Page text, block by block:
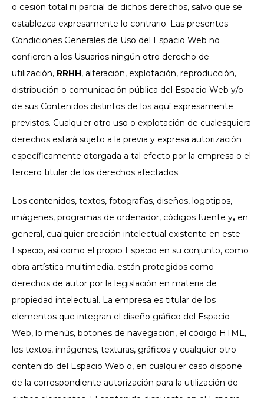
o cesión total ni parcial de dichos derechos, salvo que se
establezca expresamente lo contrario. Las presentes
Condiciones Generales de Uso del Espacio Web no
confieren a los Usuarios ningún otro derecho de
utilización, RRHH, alteración, explotación, reproducción,
distribución o comunicación pública del Espacio Web y/o
de sus Contenidos distintos de los aquí expresamente
previstos. Cualquier otro uso o explotación de cualesquiera
derechos estará sujeto a la previa y expresa autorización
específicamente otorgada a tal efecto por la empresa o el
tercero titular de los derechos afectados.
Los contenidos, textos, fotografías, diseños, logotipos,
imágenes, programas de ordenador, códigos fuente y, en
general, cualquier creación intelectual existente en este
Espacio, así como el propio Espacio en su conjunto, como
obra artística multimedia, están protegidos como
derechos de autor por la legislación en materia de
propiedad intelectual. La empresa es titular de los
elementos que integran el diseño gráfico del Espacio
Web, lo menús, botones de navegación, el código HTML,
los textos, imágenes, texturas, gráficos y cualquier otro
contenido del Espacio Web o, en cualquier caso dispone
de la correspondiente autorización para la utilización de